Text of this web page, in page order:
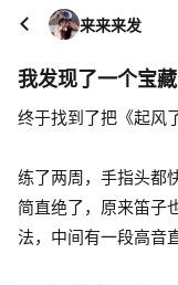
来来来发
我发现了一个宝藏
终于找到了把《起风
练了两周，手指头都
简直绝了，原来笛子
法，中间有一段高音